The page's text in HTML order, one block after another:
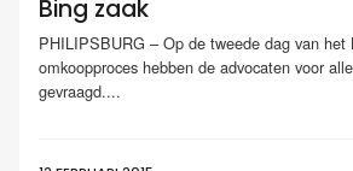
Bing zaak
PHILIPSBURG – Op de tweede dag van het
omkoopproces hebben de advocaten voor
gevraagd....